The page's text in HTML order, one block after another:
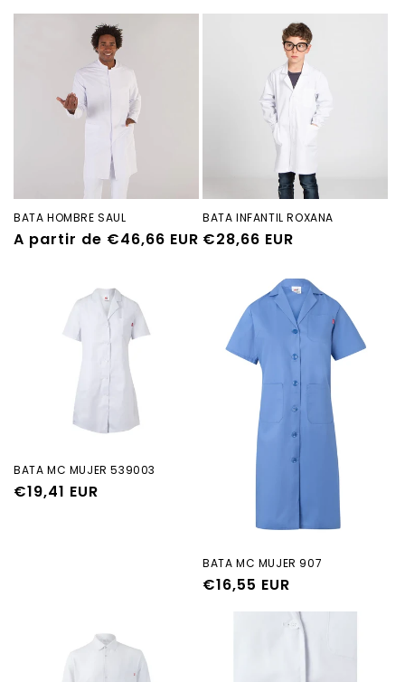
BATA HOMBRE SAUL
Precio
A partir de €46,66 EUR
BATA INFANTIL ROXANA
Precio
€28,66 EUR
BATA MC MUJER 539003
Precio
€19,41 EUR
BATA MC MUJER 907
Precio
€16,55 EUR